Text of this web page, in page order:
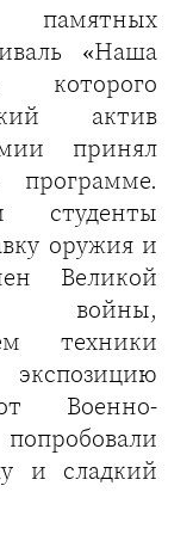
«Наша
актив
принял
студенты
оружия и
Великой
войны,
техники
Военно-
и сладкий